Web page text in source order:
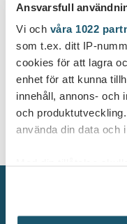
Ansvarsfull
Vi och våra 1022
som t.ex. ditt IP-
cookies för att lagra
enhet för att kunna
innehåll, annons- och
och
använda din data och
som kan ha en
Identifiera din
tarvittavat
Salasana: